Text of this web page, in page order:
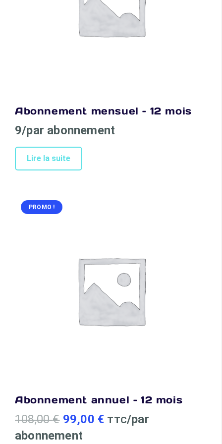
Abonnement mensuel – 12 mois
9/par abonnement
Lire la suite
PROMO !
Abonnement annuel – 12 mois
108,00€ Le
prix
99,00 €Le
TTC/par
abonnement